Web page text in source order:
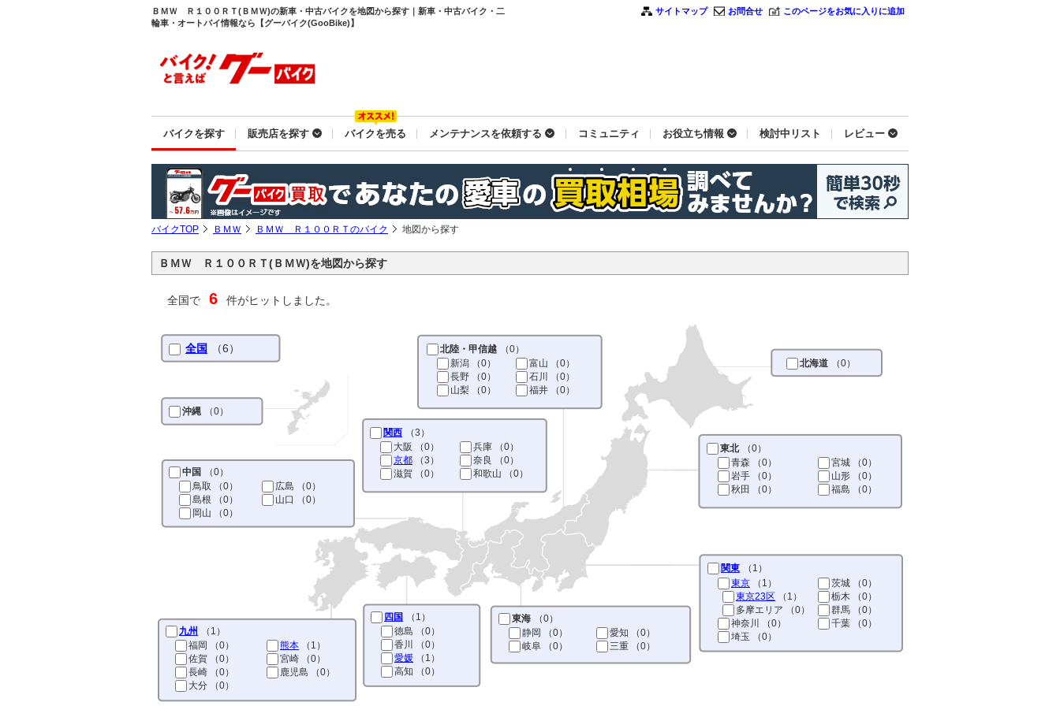
ＢＭＷ Ｒ１００ＲＴ(ＢＭＷ)の新車・中古バイクを地図から探す｜新車・中古バイク・二
輪車・オートバイ情報なら【グーバイク(GooBike)】
サイトマップ お問合せ このページをお気に入りに追加
バイクを探す 販売店を探す バイクを売る メンテナンスを依頼する コミュニティ お役立ち情報 検討中リスト レビュー
バイクTOP ＢＭＷ ＢＭＷ Ｒ１００ＲＴのバイク 地図から探す
ＢＭＷ Ｒ１００ＲＴ(ＢＭＷ)を地図から探す
全国で 6 件がヒットしました。
全国 （6）
北海道 （0）
東北 （0）
青森 （0）
岩手 （0）
秋田
（0）
宮城 （0）
山形 （0）
福島 （0）
北陸・甲信越 （0）
新潟 （0）
長野 （0）
山梨 （0）
富山 （0）
石川
（0）
福井 （0）
関東 （1）
東京 （1）
東京23区 （1）
多摩エリア （0）
神奈川
（0）
埼玉 （0）
茨城 （0）
栃木 （0）
群馬 （0）
千葉 （0）
東海 （0）
静岡 （0）
岐阜 （0）
愛知 （0）
三重 （0）
関西 （3）
大阪 （0）
京都 （3）
滋賀 （0）
兵庫 （0）
奈良
（0）
和歌山 （0）
中国
（0）
鳥取 （0）
島根 （0）
岡山 （0）
広島 （0）
山口
（0）
四国
（1）
徳島 （0）
香川
（0）
愛媛 （1）
高知 （0）
九州
（1）
福岡 （0）
佐賀 （0）
長崎 （0）
大分 （0）
熊本 （1）
宮崎 （0）
鹿児島 （0）
沖縄 （0）